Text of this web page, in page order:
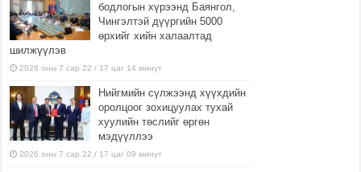
бодлогын хүрээнд Баянгол,
Чингэлтэй дүүргийн 5000
өрхийг хийн халаалтад
шилжүүлэв
2026 оны 7 сар 22 / 17 цаг 14 минут
Нийгмийн сүлжээнд хүүхдийн
оролцоог зохицуулах тухай
хуулийн төслийг өргөн
мэдүүллээ
2026 оны 7 сар 22 / 17 цаг 09 минут